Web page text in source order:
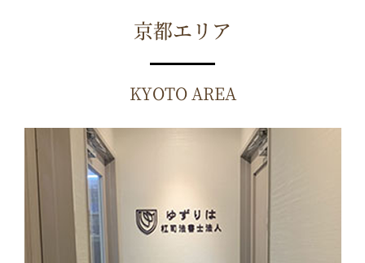
京都エリア
KYOTO AREA